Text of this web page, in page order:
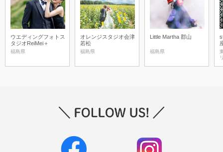
ウエディングフォトス
タジオReiMei＋
福島県
オレンジスタジオ会津
若松
福島県
Little Martha 郡山
福島県